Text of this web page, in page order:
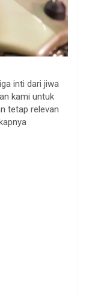
inti dari jiwa
kami untuk
tetap relevan